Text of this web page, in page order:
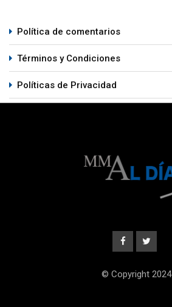
Política de comentarios
Términos y Condiciones
Políticas de Privacidad
© Copyright 2024